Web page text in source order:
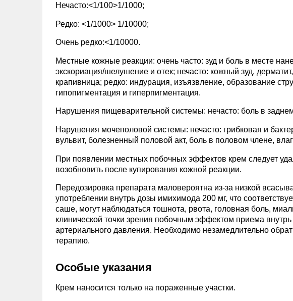
Нечасто:<1/100>1/1000;
Редко: <1/1000> 1/10000;
Очень редко:<1/10000.
Местные кожные реакции: очень часто: зуд и боль в месте
экскориация/шелушение и отек; нечасто: кожный зуд,
крапивница; редко: индурация, изъязвление, образование
гипопигментация и гиперпигментация.
Нарушения пищеварительной системы: нечасто: боль в
Нарушения мочеполовой системы: нечасто: грибковая и
вульвит, болезненный половой акт, боль в половом члене,
При появлении местных побочных эффектов крем следует
возобновить после купирования кожной реакции.
Передозировка препарата маловероятна из-за низкой
употреблении внутрь дозы имихимода 200 мг, что
саше, могут наблюдаться тошнота, рвота, головная боль,
клинической точки зрения побочным эффектом приема
артериального давления. Необходимо незамедлительно
терапию.
Особые указания
Крем наносится только на пораженные участки.